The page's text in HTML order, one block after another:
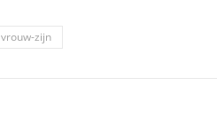
vrouw-zijn